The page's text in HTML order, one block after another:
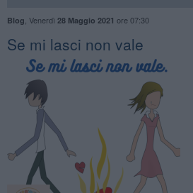
Blog Venerdì 28 Maggio 2021 ore 07:30
​Se mi lasci non vale